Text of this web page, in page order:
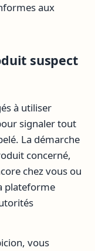
aux
suspect
à utiliser
signaler tout
La démarche
concerné,
chez vous ou
plateforme
vous